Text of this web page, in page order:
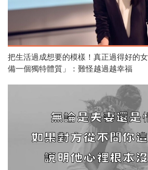
把生活過成想要的模樣！真正過得好的
備一個獨特體質」：難怪越過越幸福